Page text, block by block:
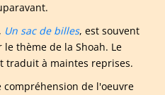
Un sac de billes, est souvent
thème de la Shoah. Le
traduit à maintes reprises.
de l'oeuvre